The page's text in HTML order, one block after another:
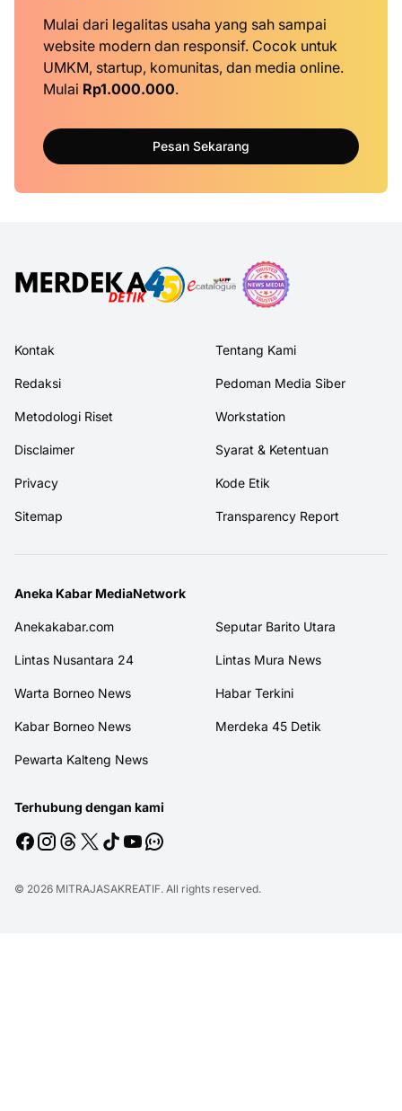
Mulai dari legalitas usaha yang sah sampai
website modern dan responsif. Cocok untuk
UMKM, startup, komunitas, dan media online.
Mulai Rp1.000.000.
Pesan Sekarang
Kontak Tentang Kami
Redaksi Pedoman Media Siber
Metodologi Riset Workstation
Disclaimer Syarat & Ketentuan
Privacy Kode Etik
Sitemap Transparency Report
Aneka Kabar MediaNetwork
Anekakabar.com Seputar Barito Utara
Lintas Nusantara 24 Lintas Mura News
Warta Borneo News Habar Terkini
Kabar Borneo News Merdeka 45 Detik
Pewarta Kalteng News
Terhubung dengan kami
© 2026 MITRAJASAKREATIF. All rights reserved.